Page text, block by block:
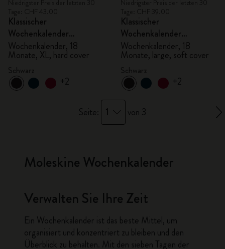
Klassischer
Wochenkalender
2026/2027
Wochenkalender, 18
Monate, XL, hard cover
+2
Klassischer
Wochenkalender
2026/2027
Wochenkalender, 18
Monate, large, soft cover
+2
Seite: 1 von 3
Moleskine Wochenkalender
Verwalten Sie Ihre Zeit
Ein Wochenkalender ist das beste Mittel, um
organisiert und konzentriert zu bleiben und den
Überblick zu behalten. Mit den sieben Tagen der